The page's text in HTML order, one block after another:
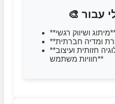
רגשי**
**שימושים בפסיכולוגיה חזותית ועיצוב
חוויות משתמש**